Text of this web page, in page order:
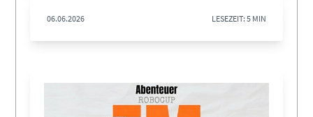
06.06.2026 LESEZEIT: 5 MIN